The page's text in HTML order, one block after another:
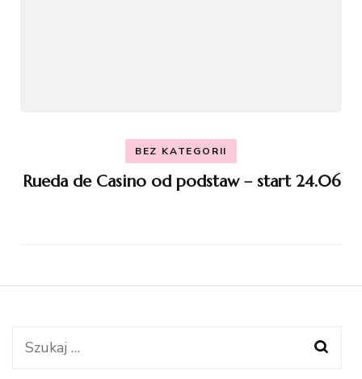
BEZ KATEGORII
Rueda de Casino od podstaw – start 24.06
Szukaj: